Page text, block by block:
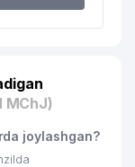
MChJ)
joylashgan?